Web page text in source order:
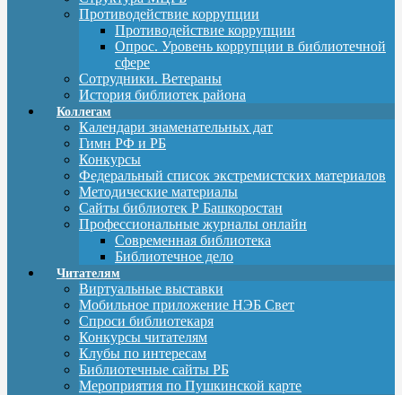
Противодействие коррупции
Противодействие коррупции
Опрос. Уровень коррупции в библиотечной
сфере
Сотрудники. Ветераны
История библиотек района
Коллегам
Календари знаменательных дат
Гимн РФ и РБ
Конкурсы
Федеральный список экстремистских материалов
Методические материалы
Сайты библиотек Р Башкоростан
Профессиональные журналы онлайн
Современная библиотека
Библиотечное дело
Читателям
Виртуальные выставки
Мобильное приложение НЭБ Свет
Спроси библиотекаря
Конкурсы читателям
Клубы по интересам
Библиотечные сайты РБ
Мероприятия по Пушкинской карте